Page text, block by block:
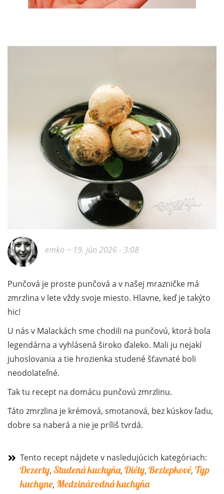
emko ~ 19. jún 2026 - 3:08
Punčová je proste punčová a v našej mrazničke má
zmrzlina v lete vždy svoje miesto. Hlavne, keď je takýto
hic!
U nás v Malackách sme chodili na punčovú, ktorá bola
legendárna a vyhlásená široko ďaleko. Mali ju nejakí
juhoslovania a tie hrozienka studené šťavnaté boli
neodolateľné.
Tak tu recept na domácu punčovú zmrzlinu.
Táto zmrzlina je krémová, smotanová, bez kúskov ľadu,
dobre sa naberá a nie je príliš tvrdá.
Tento recept nájdete v nasledujúcich kategóriach:
Dezerty, Studená kuchyňa, Diéty, Bezlepkové, Typ
kuchyne, Medzinárodná kuchyňa